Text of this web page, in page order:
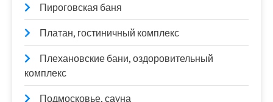
Пироговская баня
Платан, гостиничный комплекс
Плехановские бани, оздоровительный
комплекс
Подмосковье, сауна